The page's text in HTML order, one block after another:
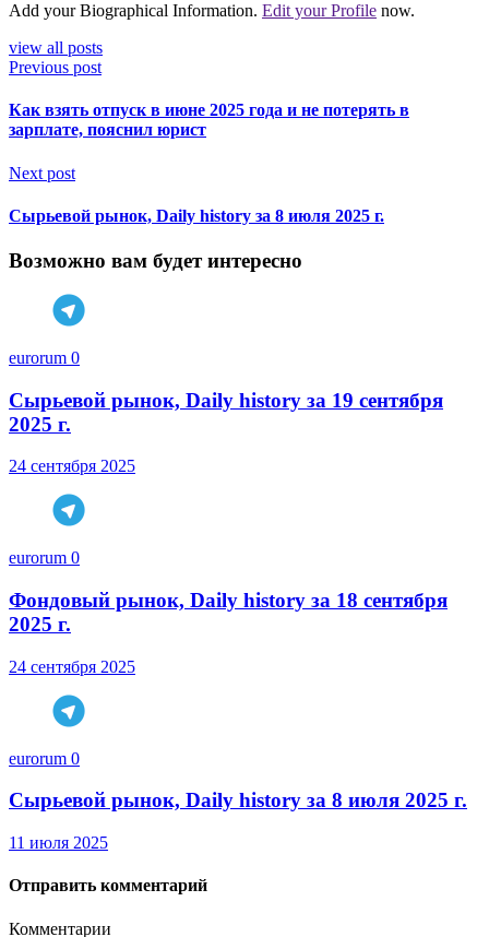
Add your Biographical Information. Edit your Profile now.
view all posts
Previous post
Как взять отпуск в июне 2025 года и не потерять в
зарплате, пояснил юрист
Next post
Сырьевой рынок, Daily history за 8 июля 2025 г.
Возможно вам будет интересно
eurorum 0
Сырьевой рынок, Daily history за 19 сентября
2025 г.
24 сентября 2025
eurorum 0
Фондовый рынок, Daily history за 18 сентября
2025 г.
24 сентября 2025
eurorum 0
Сырьевой рынок, Daily history за 8 июля 2025 г.
11 июля 2025
Отправить комментарий
Комментарии